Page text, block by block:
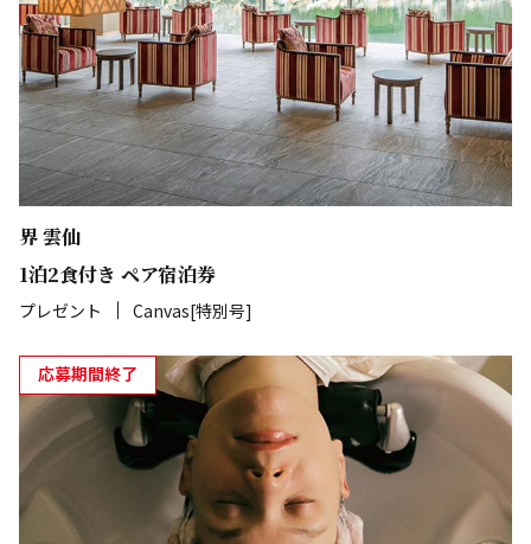
界 雲仙
1泊2食付き ペア宿泊券
プレゼント Canvas[特別号]
応募期間終了